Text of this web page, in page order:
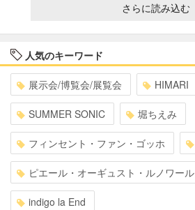
さらに読み込む
人気のキーワード
展示会/博覧会/展覧会 HIMARI
SUMMER SONIC 堀ちえみ
フィンセント・ファン・ゴッホ
ピエール・オーギュスト・ルノワール
indigo la End